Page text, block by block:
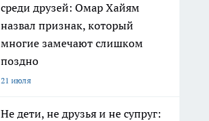
среди друзей: Омар Хайям
назвал признак, который
многие замечают слишком
поздно
21 июля
Не дети, не друзья и не супруг: